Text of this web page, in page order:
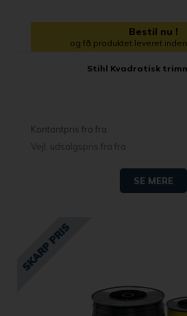
Bestil nu !
og få produktet leveret
Stihl Kvadratisk
Kontantpris fra
Vejl. udsalgspris fra
SE MERE